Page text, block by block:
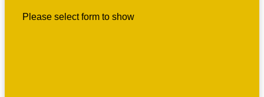
Please select form to show